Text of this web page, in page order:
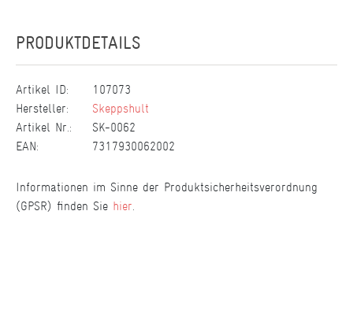
PRODUKTDETAILS
Artikel ID:
107073
Hersteller:
Skeppshult
Artikel Nr.:
SK-0062
EAN:
7317930062002
Informationen im Sinne der Produktsicherheitsverordnung
(GPSR) finden Sie hier.